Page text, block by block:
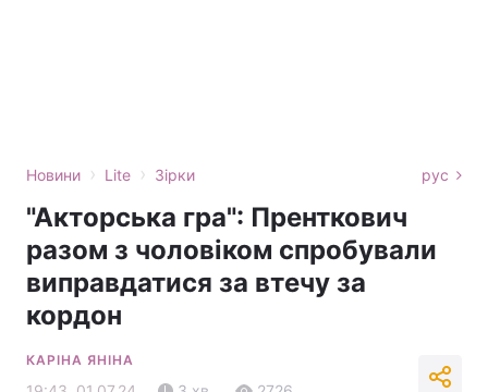
Новини › Lite › Зірки рус
"Акторська гра": Пренткович
разом з чоловіком спробували
виправдатися за втечу за
кордон
КАРІНА ЯНІНА